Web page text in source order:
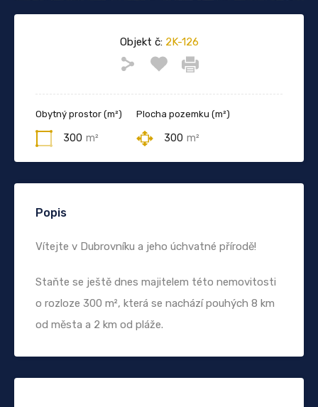
Objekt č:2K-126
Obytný prostor (m²)
300 m²
Plocha pozemku (m²)
300 m²
Popis
Vítejte v Dubrovníku a jeho úchvatné přírodě!
Staňte se ještě dnes majitelem této nemovitosti
o rozloze 300 m², která se nachází pouhých 8 km
od města a 2 km od pláže.